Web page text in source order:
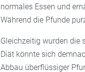
normales Essen und
Während die Pfunde
Gleichzeitig wurden die
Diät könnte sich
Abbau überflüssiger